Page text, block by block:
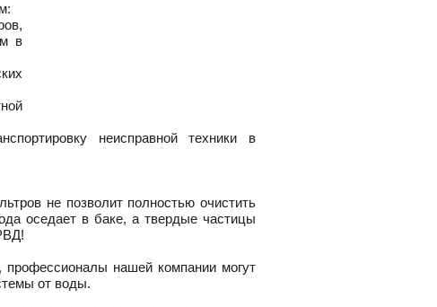
в
неисправной техники в
не позволит полностью очистить
оседает в баке, а твердые частицы
нашей компании могут
от воды.